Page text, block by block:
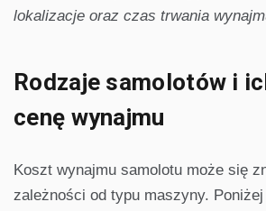
lokalizacje oraz czas trwania
Rodzaje samolotów i
cenę wynajmu
Koszt wynajmu samolotu może się
zależności od typu maszyny.